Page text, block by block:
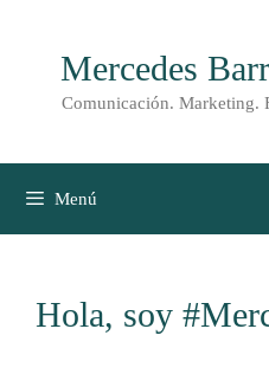
contenidoMercedes
Comunicación. Marketing.
Menú
Hola, soy